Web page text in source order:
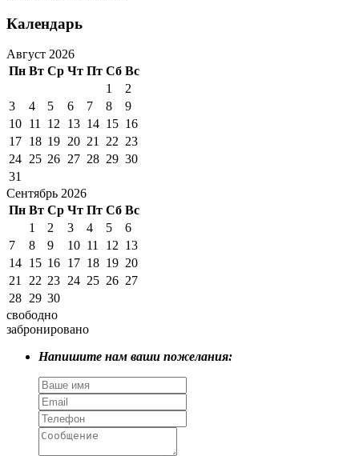
Календарь
Август 2026
Пн Вт Ср Чт Пт Сб Вс
1
2
3
4 5 6 7 8
9
10 11 12 13 14 15 16
17 18 19 20 21 22 23
24 25 26 27 28 29 30
31
Сентябрь 2026
Пн Вт Ср Чт Пт Сб Вс
1
2 3 4 5
6
7
8 9 10 11 12 13
14 15 16 17 18 19 20
21
22 23 24 25 26 27
28 29 30
свободно
забронировано
Напишите нам ваши пожелания: